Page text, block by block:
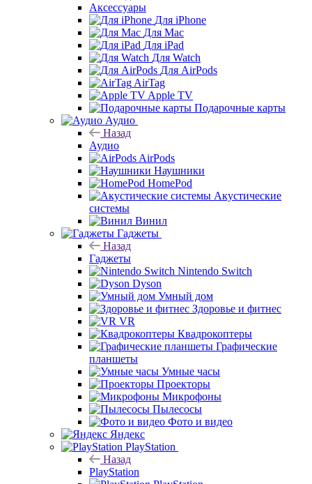
Аксессуары
Для iPhone
Для Mac
Для iPad
Для Watch
Для AirPods
AirTag
Apple TV
Подарочные карты
Аудио
Назад
Аудио
AirPods
Наушники
HomePod
Акустические
системы
Винил
Гаджеты
Назад
Гаджеты
Nintendo Switch
Dyson
Умный дом
Здоровье и фитнес
VR
Квадрокоптеры
Графические
планшеты
Умные часы
Проекторы
Микрофоны
Пылесосы
Фото и видео
Яндекс
PlayStation
Назад
PlayStation